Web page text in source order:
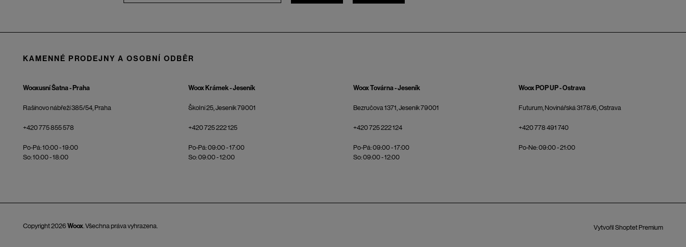
KAMENNÉ PRODEJNY A OSOBNÍ ODBĚR
Wooxusní Šatna - Praha
Rašínovo nábřeží 385/54, Praha
+420 775 855 578
Po-Pá: 10:00 - 19:00
So: 10:00 - 18:00
Woox Krámek - Jeseník
Školní 25, Jeseník 79001
+420 725 222 125
Po-Pá: 09:00 - 17:00
So: 09:00 - 12:00
Woox Továrna - Jeseník
Bezručova 1371, Jeseník 79001
+420 725 222 124
Po-Pá: 09:00 - 17:00
So: 09:00 - 12:00
Woox POP UP - Ostrava
Futurum, Novinářská 3178/6, Ostrava
+420 778 491 740
Po-Ne: 09:00 - 21:00
Vytvořil Shoptet Premium
Copyright 2026 Woox. Všechna práva vyhrazena.